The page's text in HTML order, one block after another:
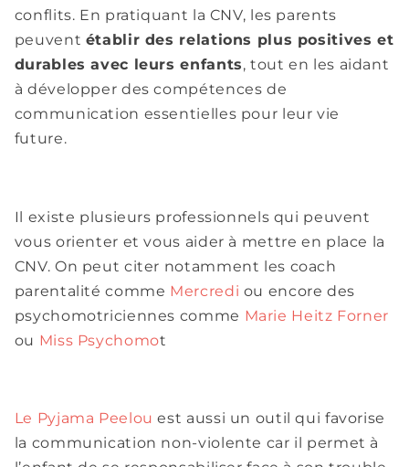
conflits. En pratiquant la CNV, les parents
peuvent établir des relations plus positives et
durables avec leurs enfants, tout en les aidant
à développer des compétences de
communication essentielles pour leur vie
future.
Il existe plusieurs professionnels qui peuvent
vous orienter et vous aider à mettre en place la
CNV. On peut citer notamment les coach
parentalité comme Mercredi ou encore des
psychomotriciennes comme Marie Heitz Forner
ou Miss Psychomot
Le Pyjama Peelou est aussi un outil qui favorise
la communication non-violente car il permet à